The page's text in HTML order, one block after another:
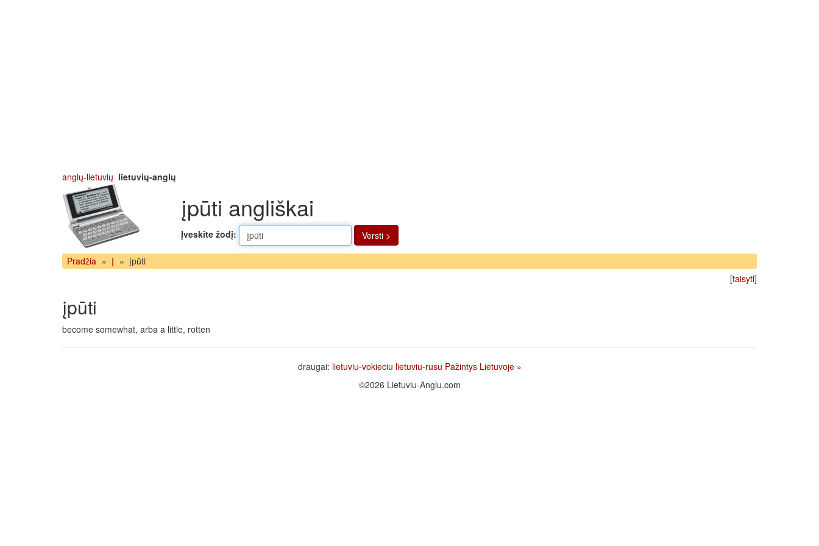
anglų-lietuvių lietuvių-anglų
įpūti angliškai
Įveskite žodį: Versti >
Pradžia » Į » įpūti
[taisyti]
įpūti
become somewhat, arba a little, rotten
draugai: lietuviu-vokieciu lietuviu-rusu Pažintys Lietuvoje »
©2026 Lietuviu-Anglu.com